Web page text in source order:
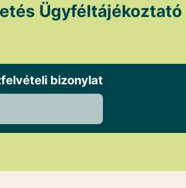
Ügyféltájékoztató
bizonylat